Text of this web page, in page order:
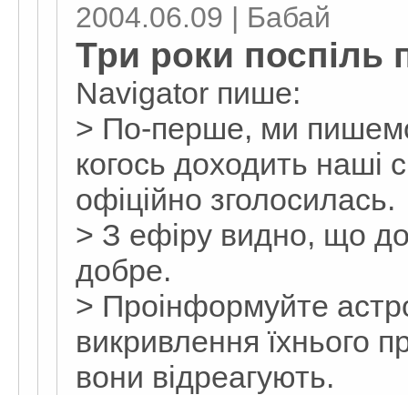
2004.06.09 | Бабай
Три роки поспіль
Navigator пише:
> По-перше, ми пишемо
когось доходить наші
офіційно зголосилась.
> З ефіру видно, що
добре.
> Проінформуйте
викривлення їхнього
вони відреагують.